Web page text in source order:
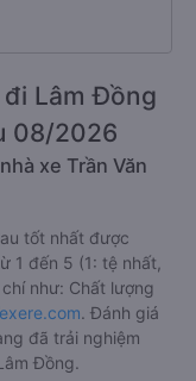
Lâm Đồng
08/2026
xe Trần Văn
tốt nhất được
1 đến 5 (1: tệ nhất,
như: Chất lượng
. Đánh giá
đã trải nghiệm
Đồng.